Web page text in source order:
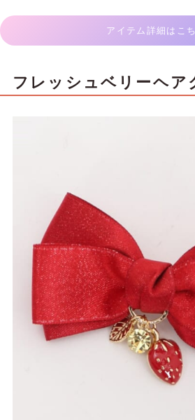
アイテム詳細はこ
フレッシュベリーヘア